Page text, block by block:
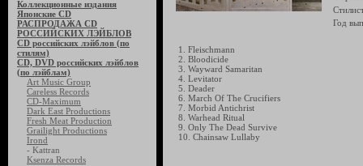
Коллекционные издания
Японские CD
РАСПРОДАЖА CD
РОССИЙСКИХ ЛЭЙБЛОВ
CD российских лэйблов (по
стилям)
CD, DVD российских лэйблов
(по лэйблам)
Art Music Group
Careless Records
CD-Maximum
Dark East Productions
Fresh Meat Production
Grailight Productions
Irond
- Kattran
Ksenza Records
Год
1. Fleischmann
2. Bloodicide
3. Wayward Samaritan
4. Levitator
5. Deader
6. March Of The Crucifiers
7. Morbid Antichrist
8. Warhead Ritual
9. Only The Dead Survive
10. Chainsaw Lullaby